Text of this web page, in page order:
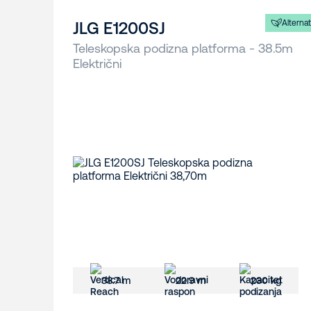
JLG E1200SJ
Teleskopska podizna platforma - 38.5m
Električni
38.7 m 22.9 m 230 kg